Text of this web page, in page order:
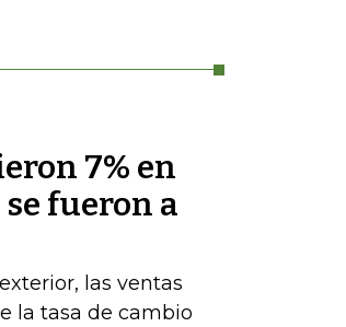
7% en
fueron a
las ventas
la tasa de cambio